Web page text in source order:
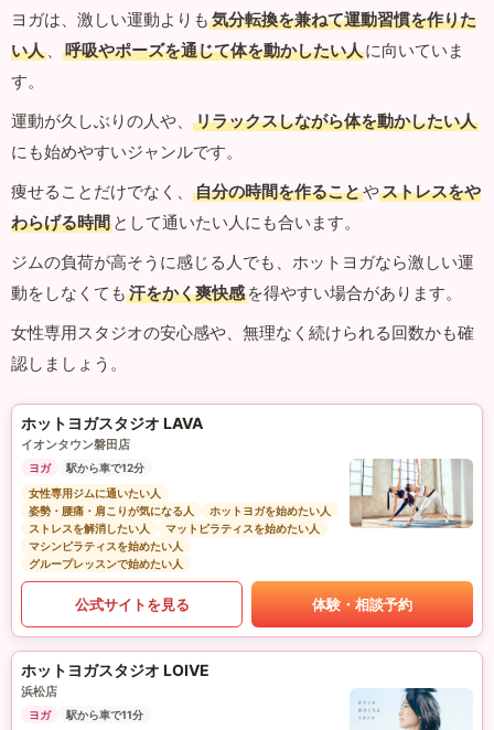
ヨガは、激しい運動よりも 気分転換を兼ねて運動習慣を作りた
い人 、 呼吸やポーズを通じて体を動かしたい人に向いていま
す。
運動が久しぶりの人や、
リラックスしながら体を動かしたい人
にも始めやすいジャンルです。
痩せることだけでなく、
自分の時間を作ることやストレスをや
わらげる時間 として通いたい人にも合います。
ジムの負荷が高そうに感じる人でも、ホットヨガなら激しい運
動をしなくても 汗をかく爽快感 を得やすい場合があります。
女性専用スタジオの安心感や、無理なく続けられる回数かも確
認しましょう。
ホットヨガスタジオ LAVA
イオンタウン磐田店
ヨガ
駅から車で12分
女性専用ジムに通いたい人
姿勢・腰痛・肩こりが気になる人
ホットヨガを始めたい人
ストレスを解消したい人
マットピラティスを始めたい人
マシンピラティスを始めたい人
グループレッスンで始めたい人
公式サイトを見る 体験・相談予約
ホットヨガスタジオ LOIVE
浜松店
ヨガ
駅から車で11分